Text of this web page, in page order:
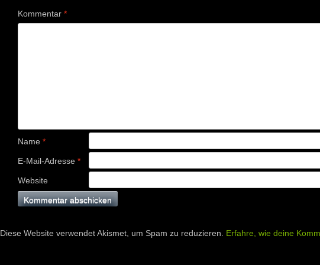
Kommentar *
Name *
E-Mail-Adresse *
Website
Diese Website verwendet Akismet, um Spam zu reduzieren. Erfahre, wie deine